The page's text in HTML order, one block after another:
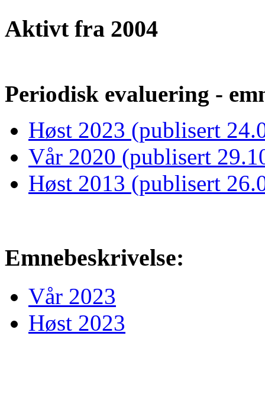
Aktivt fra 2004
Periodisk evaluering -
Høst 2023 (publisert
Vår 2020 (publisert
Høst 2013 (publisert
Emnebeskrivelse:
Vår 2023
Høst 2023